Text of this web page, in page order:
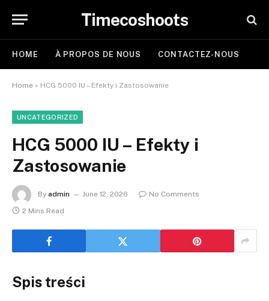
Timecoshoots
HOME À PROPOS DE NOUS CONTACTEZ-NOUS
Home » HCG 5000 IU – Efekty i Zastosowanie
UNCATEGORIZED
HCG 5000 IU – Efekty i
Zastosowanie
By admin June 12, 2026
No Comments
2 Mins Read
Spis treści